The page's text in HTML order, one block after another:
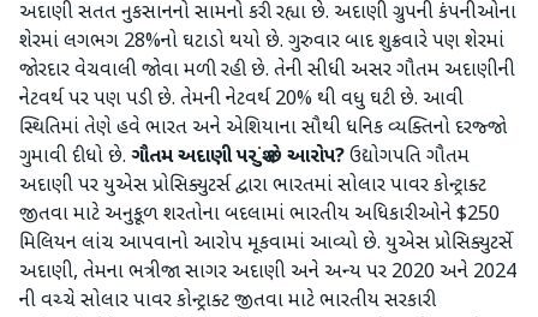
અદાણી સતત નુકસાનનો સામનો કરી રહ્યા છે. અદાણી ગ્રુપની કંપનીઓના
શેરમાં લગભગ 28%નો ઘટાડો થયો છે. ગુરુવાર બાદ શુક્રવારે પણ શેરમાં
જોરદાર વેચવાલી જોવા મળી રહી છે. તેની સીધી અસર ગૌતમ અદાણીની
નેટવર્થ પર પણ પડી છે. તેમની નેટવર્થ 20% થી વધુ ઘટી છે. આવી
સ્થિતિમાં તેણે હવે ભારત અને એશિયાના સૌથી ધનિક વ્યક્તિનો દરજ્જો
ગુમાવી દીધો છે. ગૌતમઅદાણીપર છેઆરોપ?ઉદ્યોગપતિ ગૌતમ
અદાણી પર યુએસ પ્રોસિક્યુટર્સ દ્વારા ભારતમાં સોલાર પાવર કોન્ટ્રાક્ટ
જીતવા માટે અનુકૂળ શરતોના બદલામાં ભારતીય અધિકારીઓને $250
મિલિયન લાંચ આપવાનો આરોપ મૂકવામાં આવ્યો છે. યુએસ પ્રોસિક્યુટર્સે
અદાણી, તેમના ભત્રીજા સાગર અદાણી અને અન્ય પર 2020 અને 2024
ની વચ્ચે સોલાર પાવર કોન્ટ્રાક્ટ જીતવા માટે ભારતીય સરકારી